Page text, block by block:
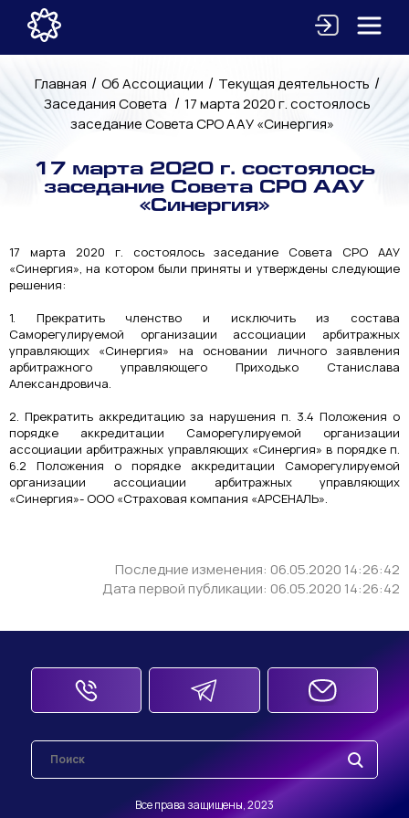
Главная / Об Ассоциации / Текущая деятельность /
Заседания Совета / 17 марта 2020 г. состоялось
заседание Совета СРО ААУ «Синергия»
17 марта 2020 г. состоялось
заседание Совета СРО ААУ
«Синергия»
17 марта 2020 г. состоялось заседание Совета СРО ААУ
«Синергия», на котором были приняты и утверждены следующие
решения:
1. Прекратить членство и исключить из состава
Саморегулируемой организации ассоциации арбитражных
управляющих «Синергия» на основании личного заявления
арбитражного управляющего Приходько Станислава
Александровича.
2. Прекратить аккредитацию за нарушения п. 3.4 Положения о
порядке аккредитации Саморегулируемой организации
ассоциации арбитражных управляющих «Синергия» в порядке п.
6.2 Положения о порядке аккредитации Саморегулируемой
организации ассоциации арбитражных управляющих
«Синергия»- ООО «Страховая компания «АРСЕНАЛЬ».
Последние изменения: 06.05.2020 14:26:42
Дата первой публикации: 06.05.2020 14:26:42
Все права защищены, 2023